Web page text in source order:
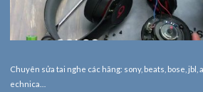
Chuyên sửa tai nghe các hãng: sony, beats, bose,
echnica…